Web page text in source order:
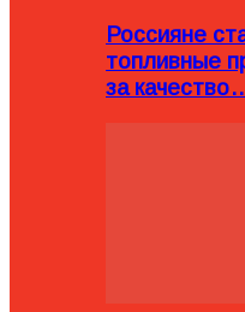
Россияне
топливные
за